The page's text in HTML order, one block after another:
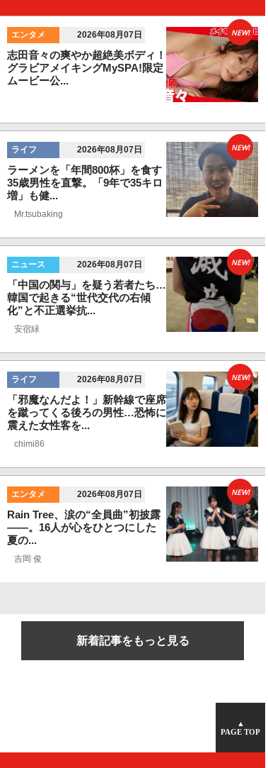
エンタメ 2026年08月07日
志田音々の爽やか超絶美ボディ！
グラビアメイキングMySPA!限定
ムービー公...
NEW!
ライフ 2026年08月07日
ラーメンを「年間800杯」を食す
35歳男性を直撃。「9年で35キロ
増」も健...
Mr.tsubaking
NEW!
ニュース 2026年08月07日
「中国の関与」を疑う若者たち…
韓国で起きる“世代交代の右傾
化”と不正選挙抗...
安宿緑
NEW!
ライフ 2026年08月07日
「邪魔なんだよ！」新幹線で座席
を蹴ってくる後ろの男性…恐怖に
震えた女性客を...
chimi86
NEW!
エンタメ 2026年08月07日
Rain Tree、涙の“全員曲”初披露
――。16人が心をひとつにした
夏の...
吉岡 俊
NEW!
新着記事をもっと見る
▲
PAGE TOP